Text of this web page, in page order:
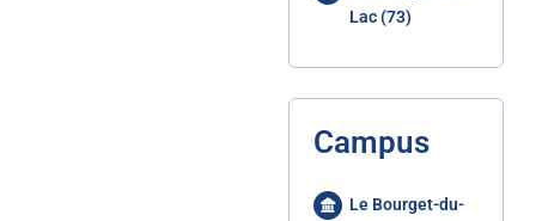
Lac (73)
Campus
Le Bourget-du-